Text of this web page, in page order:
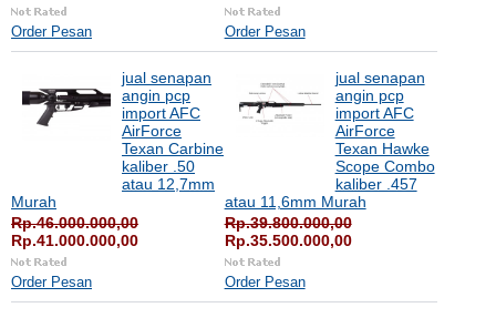
Order Pesan Order Pesan
jual senapan
angin pcp
import AFC
AirForce
Texan Carbine
kaliber .50
atau 12,7mm
Murah
Rp.46.000.000,00
Rp.41.000.000,00
Order Pesan
jual senapan
angin pcp
import AFC
AirForce
Texan Hawke
Scope Combo
kaliber .457
atau 11,6mm Murah
Rp.39.800.000,00
Rp.35.500.000,00
Order Pesan